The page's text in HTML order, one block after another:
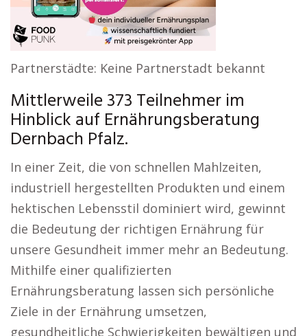
Partnerstädte: Keine Partnerstadt bekannt
Mittlerweile 373 Teilnehmer im
Hinblick auf Ernährungsberatung
Dernbach Pfalz.
In einer Zeit, die von schnellen Mahlzeiten,
industriell hergestellten Produkten und einem
hektischen Lebensstil dominiert wird, gewinnt
die Bedeutung der richtigen Ernährung für
unsere Gesundheit immer mehr an Bedeutung.
Mithilfe einer qualifizierten
Ernährungsberatung lassen sich persönliche
Ziele in der Ernährung umsetzen,
gesundheitliche Schwierigkeiten bewältigen und